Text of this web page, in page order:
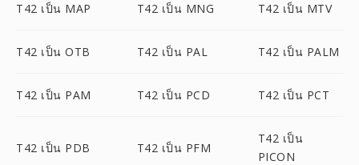
T42 เป็น MAP T42 เป็น MNG T42 เป็น MTV
T42 เป็น OTB T42 เป็น PAL T42 เป็น PALM
T42 เป็น PAM T42 เป็น PCD T42 เป็น PCT
T42 เป็น PDB T42 เป็น PFM
T42 เป็น
PICON